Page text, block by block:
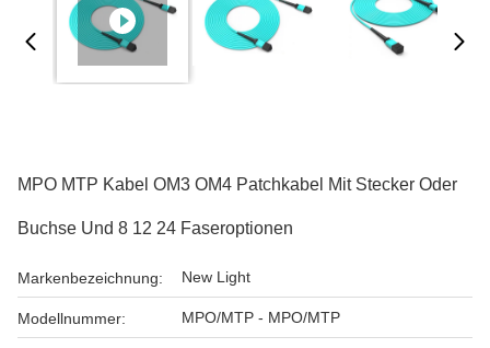
MPO MTP Kabel OM3 OM4 Patchkabel Mit Stecker Oder
Buchse Und 8 12 24 Faseroptionen
Markenbezeichnung: New Light
Modellnummer: MPO/MTP - MPO/MTP